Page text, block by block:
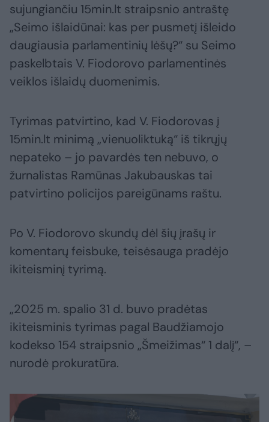
sujungiančiu 15min.lt straipsnio antraštę
„Seimo išlaidūnai: kas per pusmetį išleido
daugiausia parlamentinių lėšų?“ su Seimo
paskelbtais V. Fiodorovo parlamentinės
veiklos išlaidų duomenimis.
Tyrimas patvirtino, kad V. Fiodorovas į
15min.lt minimą „vienuoliktuką“ iš tikrųjų
nepateko – jo pavardės ten nebuvo, o
žurnalistas Ramūnas Jakubauskas tai
patvirtino policijos pareigūnams raštu.
Po V. Fiodorovo skundų dėl šių įrašų ir
komentarų feisbuke, teisėsauga pradėjo
ikiteisminį tyrimą.
„2025 m. spalio 31 d. buvo pradėtas
ikiteisminis tyrimas pagal Baudžiamojo
kodekso 154 straipsnio „Šmeižimas“ 1 dalį“, –
nurodė prokuratūra.